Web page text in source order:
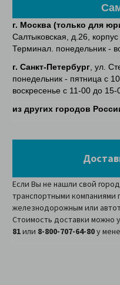
г. Москва (только для
Салтыковская, д.26,
Терминал. понедельник -
г. Санкт-Петербург , ул.
понедельник - пятница с
воскресенье с 11-00 до 15-
из других городов
Если Вы не нашли свой
транспортными компаниями
железнодорожным или
Стоимость доставки можно
81или 8-800-707-64-80у